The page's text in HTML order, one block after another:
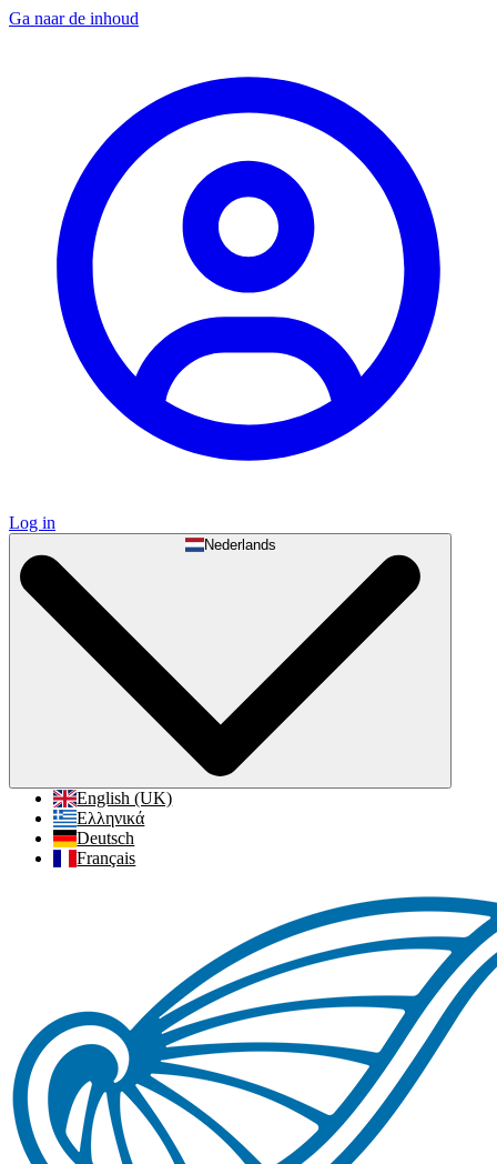
Ga naar de inhoud
Log in
Nederlands
English (UK)
Ελληνικά
Deutsch
Français